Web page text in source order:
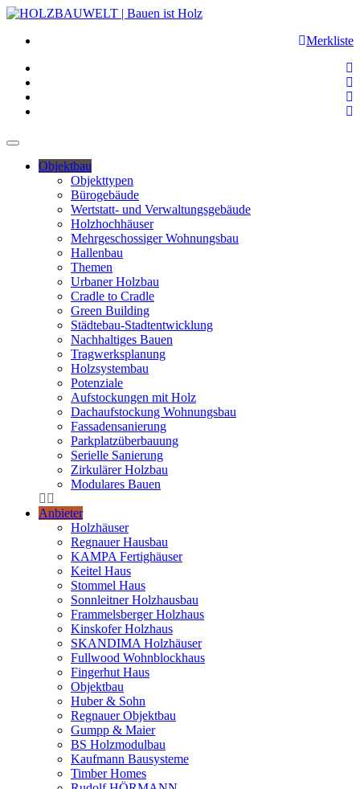
Merkliste
Objektbau
Objekttypen
Bürogebäude
Wertstatt- und Verwaltungsgebäude
Holzhochhäuser
Mehrgeschossiger Wohnungsbau
Hallenbau
Themen
Urbaner Holzbau
Cradle to Cradle
Green Building
Städtebau-Stadtentwicklung
Nachhaltiges Bauen
Tragwerksplanung
Holzsystembau
Potenziale
Aufstockungen mit Holz
Dachaufstockung Wohnungsbau
Fassadensanierung
Parkplatzüberbauung
Serielle Sanierung
Zirkulärer Holzbau
Modulares Bauen
Anbieter
Holzhäuser
Regnauer Hausbau
KAMPA Fertighäuser
Keitel Haus
Stommel Haus
Sonnleitner Holzhausbau
Frammelsberger Holzhaus
Kinskofer Holzhaus
SKANDIMA Holzhäuser
Fullwood Wohnblockhaus
Fingerhut Haus
Objektbau
Huber & Sohn
Regnauer Objektbau
Gumpp & Maier
BS Holzmodulbau
Kaufmann Bausysteme
Timber Homes